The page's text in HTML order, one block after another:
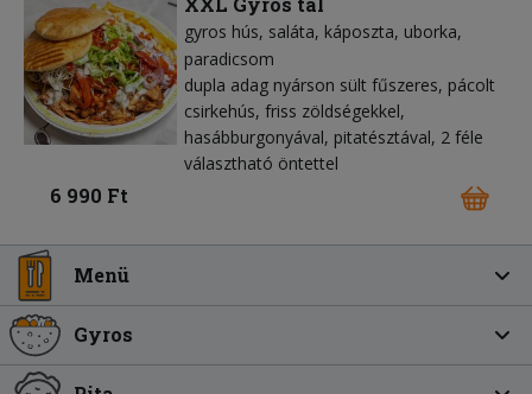
gyros hús saláta káposzta uborka
paradicsom
dupla adag nyárson sült fűszeres, pácolt
csirkehús, friss zöldségekkel,
hasábburgonyával, pitatésztával, 2 féle
választható öntettel
6 990 Ft
Menü
Gyros